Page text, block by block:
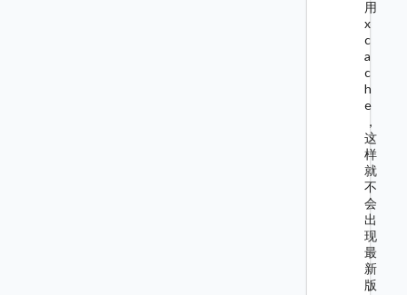
用
x
c
a
c
h
e
，
这
样
就
不
会
出
现
最
新
版